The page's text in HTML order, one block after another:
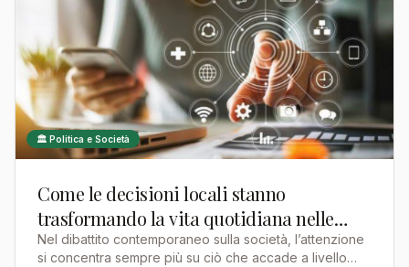
🏛️ Politica e Società
Come le decisioni locali stanno
trasformando la vita quotidiana nelle
comunità europee
Nel dibattito contemporaneo sulla società, l’attenzione
si concentra sempre più su ciò che accade a livello